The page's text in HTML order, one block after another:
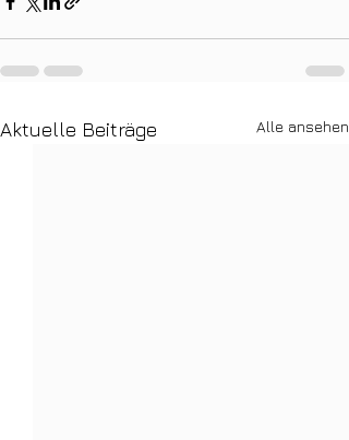
Aktuelle Beiträge Alle ansehen